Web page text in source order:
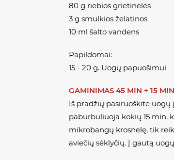
80 g riebios grietinėlės
3 g smulkios želatinos
10 ml šalto vandens
Papildomai:
15 - 20 g. Uogų papuošimui
GAMINIMAS 45 MIN + 15
Iš pradžių pasiruoškite
paburbuliuoja kokių 15 min,
mikrobangų krosnelę, tik
aviečių sėklyčių. Į gautą